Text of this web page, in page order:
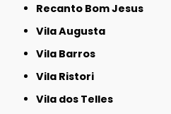
Recanto Bom Jesus
Vila Augusta
Vila Barros
Vila Ristori
Vila dos Telles